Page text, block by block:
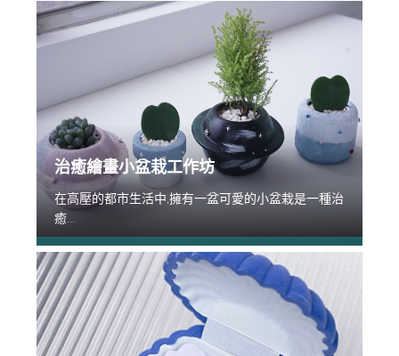
治癒繪畫小盆栽工作坊
在高壓的都市生活中,擁有一盆可愛的小盆栽是一種治
癒...